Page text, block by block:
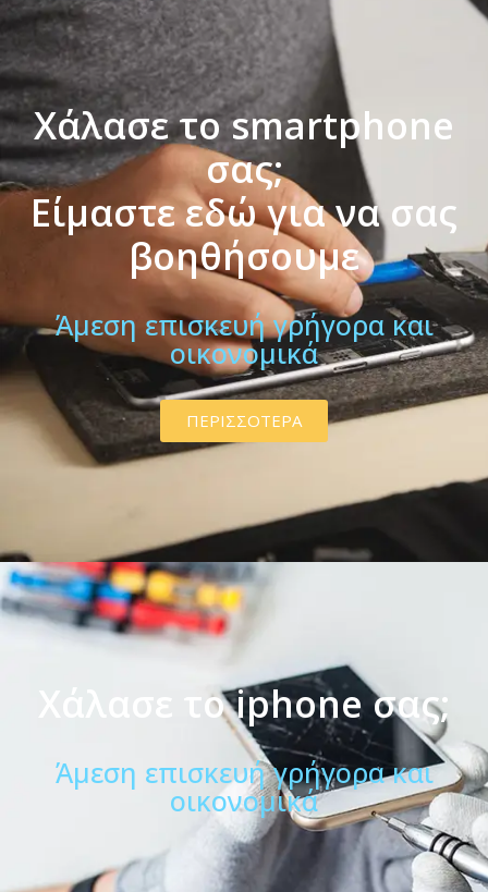
Χάλασε το smartphone
σας;
Είμαστε εδώ για να σας
βοηθήσουμε
Άμεση επισκευή γρήγορα και
οικονομικά
ΠΕΡΙΣΣΟΤΕΡΑ
Χάλασε το iphone σας;
Άμεση επισκευή γρήγορα και
οικονομικά